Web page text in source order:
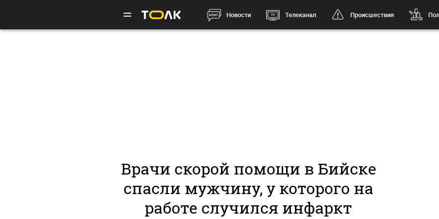
Новости Телеканал Происшествия
Врачи скорой помощи в Бийске
спасли мужчину, у которого на
работе случился инфаркт